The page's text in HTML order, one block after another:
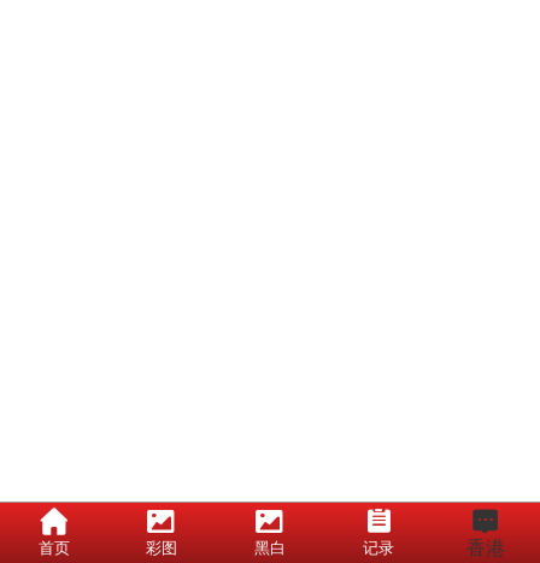
首页 彩图 黑白 记录 香港